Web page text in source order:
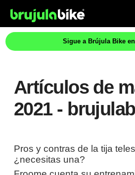
Sigue a Brújula Bike
Artículos de
2021 -
Pros y contras de la tija
¿necesitas una?